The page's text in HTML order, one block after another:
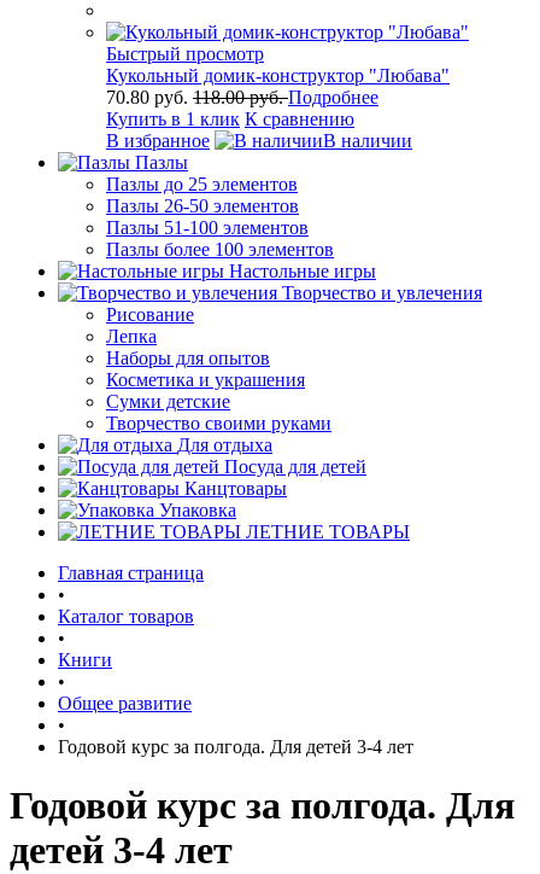
Быстрый просмотр
Кукольный домик-конструктор "Любава"
70.80 руб. 118.00 руб.Подробнее
Купить в 1 клик К сравнению
В избранное
В наличии
Пазлы
Пазлы до 25 элементов
Пазлы 26-50 элементов
Пазлы 51-100 элементов
Пазлы более 100 элементов
Настольные игры
Творчество и увлечения
Рисование
Лепка
Наборы для опытов
Косметика и украшения
Сумки детские
Творчество своими руками
Для отдыха
Посуда для детей
Канцтовары
Упаковка
ЛЕТНИЕ ТОВАРЫ
Главная страница
•
Каталог товаров
•
Книги
•
Общее развитие
•
Годовой курс за полгода. Для детей 3-4 лет
Годовой курс за полгода. Для
детей 3-4 лет